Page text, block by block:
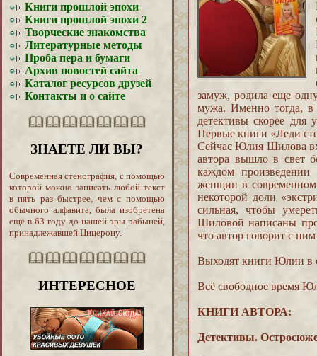
Книги прошлой эпохи
Книги прошлой эпохи 2
Творческие знакомства
Литературные методы
Проба пера и бумаги
Архив новостей сайта
Каталог ресурсов друзей
Контакты и о сайте
ЗНАЕТЕ ЛИ ВЫ?
Современная стенография, с помощью
которой можно записать любой текст
в пять раз быстрее, чем с помощью
обычного алфавита, была изобретена
ещё в 63 году до нашей эры рабыней,
принадлежавшей Цицерону.
ИНТЕРЕСНОЕ
замуж, родила еще
мужа. Именно тогда, в
детективы скорее для
Первые книги «Леди
Сейчас Юлия Шилова
автора вышло в свет
каждом произведении
женщин в современном
некоторой доли
сильная, чтобы
Шиловой написаны
что автор говорит с
Выходят книги Юлии в
Всё свободное время
КНИГИ АВТОРА:
Детективы.